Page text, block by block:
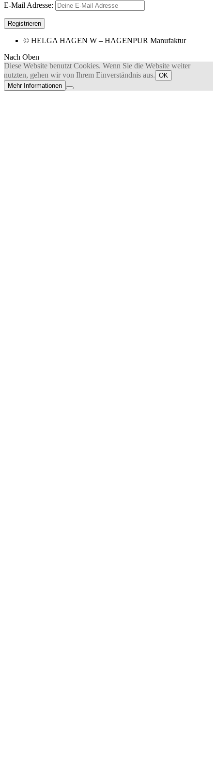
E-Mail Adresse:
© HELGA HAGEN W – HAGENPUR Manufaktur
Nach Oben
Diese Website benutzt Cookies. Wenn Sie die Website weiter
nutzten, gehen wir von Ihrem Einverständnis aus. OK
Mehr Informationen